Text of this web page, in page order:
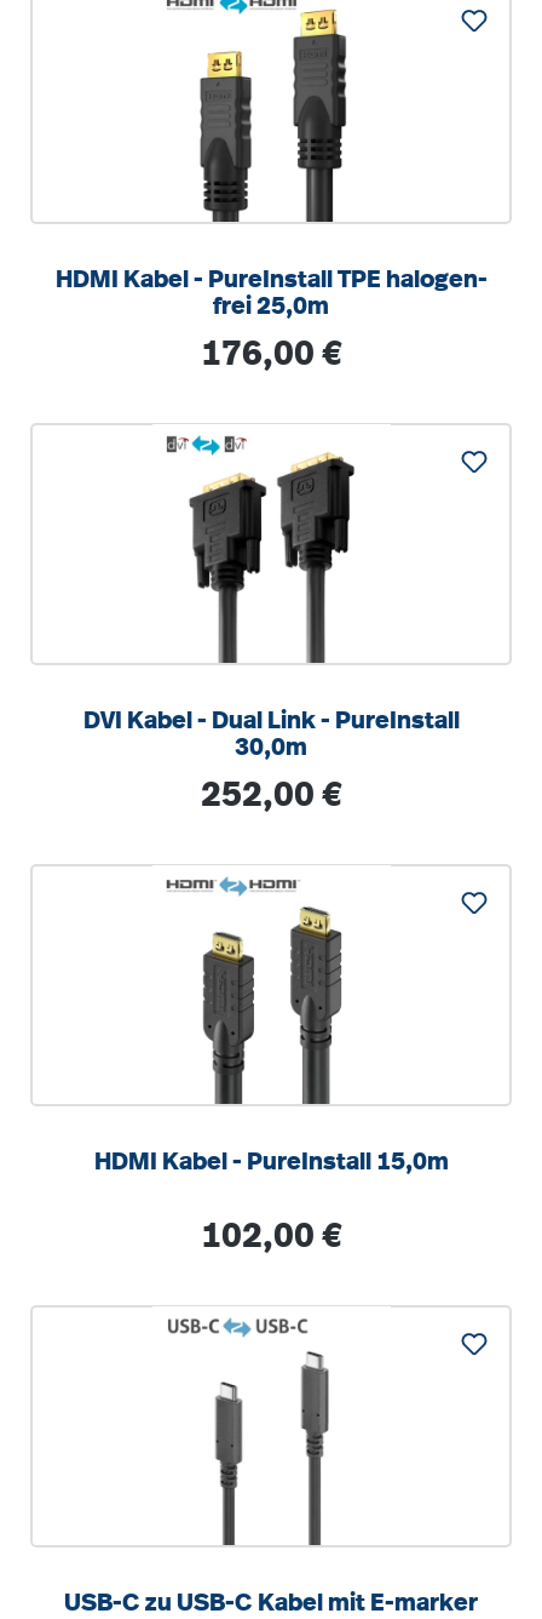
HDMI Kabel - PureInstall TPE halogen-
frei 25,0m
Regulärer Preis:
176,00 €
DVI Kabel - Dual Link - PureInstall
30,0m
Regulärer Preis:
252,00 €
HDMI Kabel - PureInstall 15,0m
Regulärer Preis:
102,00 €
USB-C zu USB-C Kabel mit E-marker